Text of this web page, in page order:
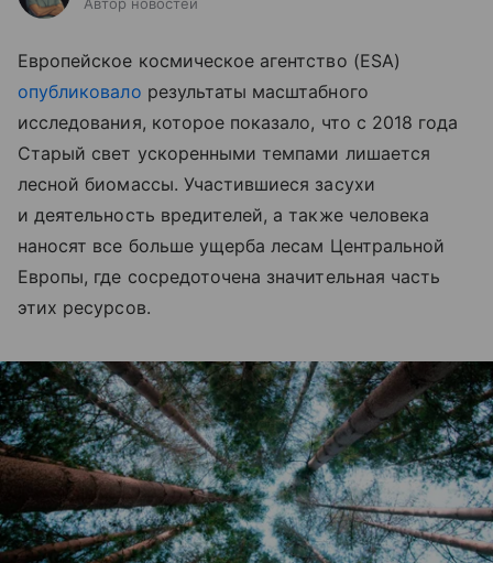
Европейское космическое агентство (ESA)
опубликовало результаты масштабного
исследования, которое показало, что с 2018 года
Старый свет ускоренными темпами лишается
лесной биомассы. Участившиеся засухи
и деятельность вредителей, а также человека
наносят все больше ущерба лесам Центральной
Европы, где сосредоточена значительная часть
этих ресурсов.